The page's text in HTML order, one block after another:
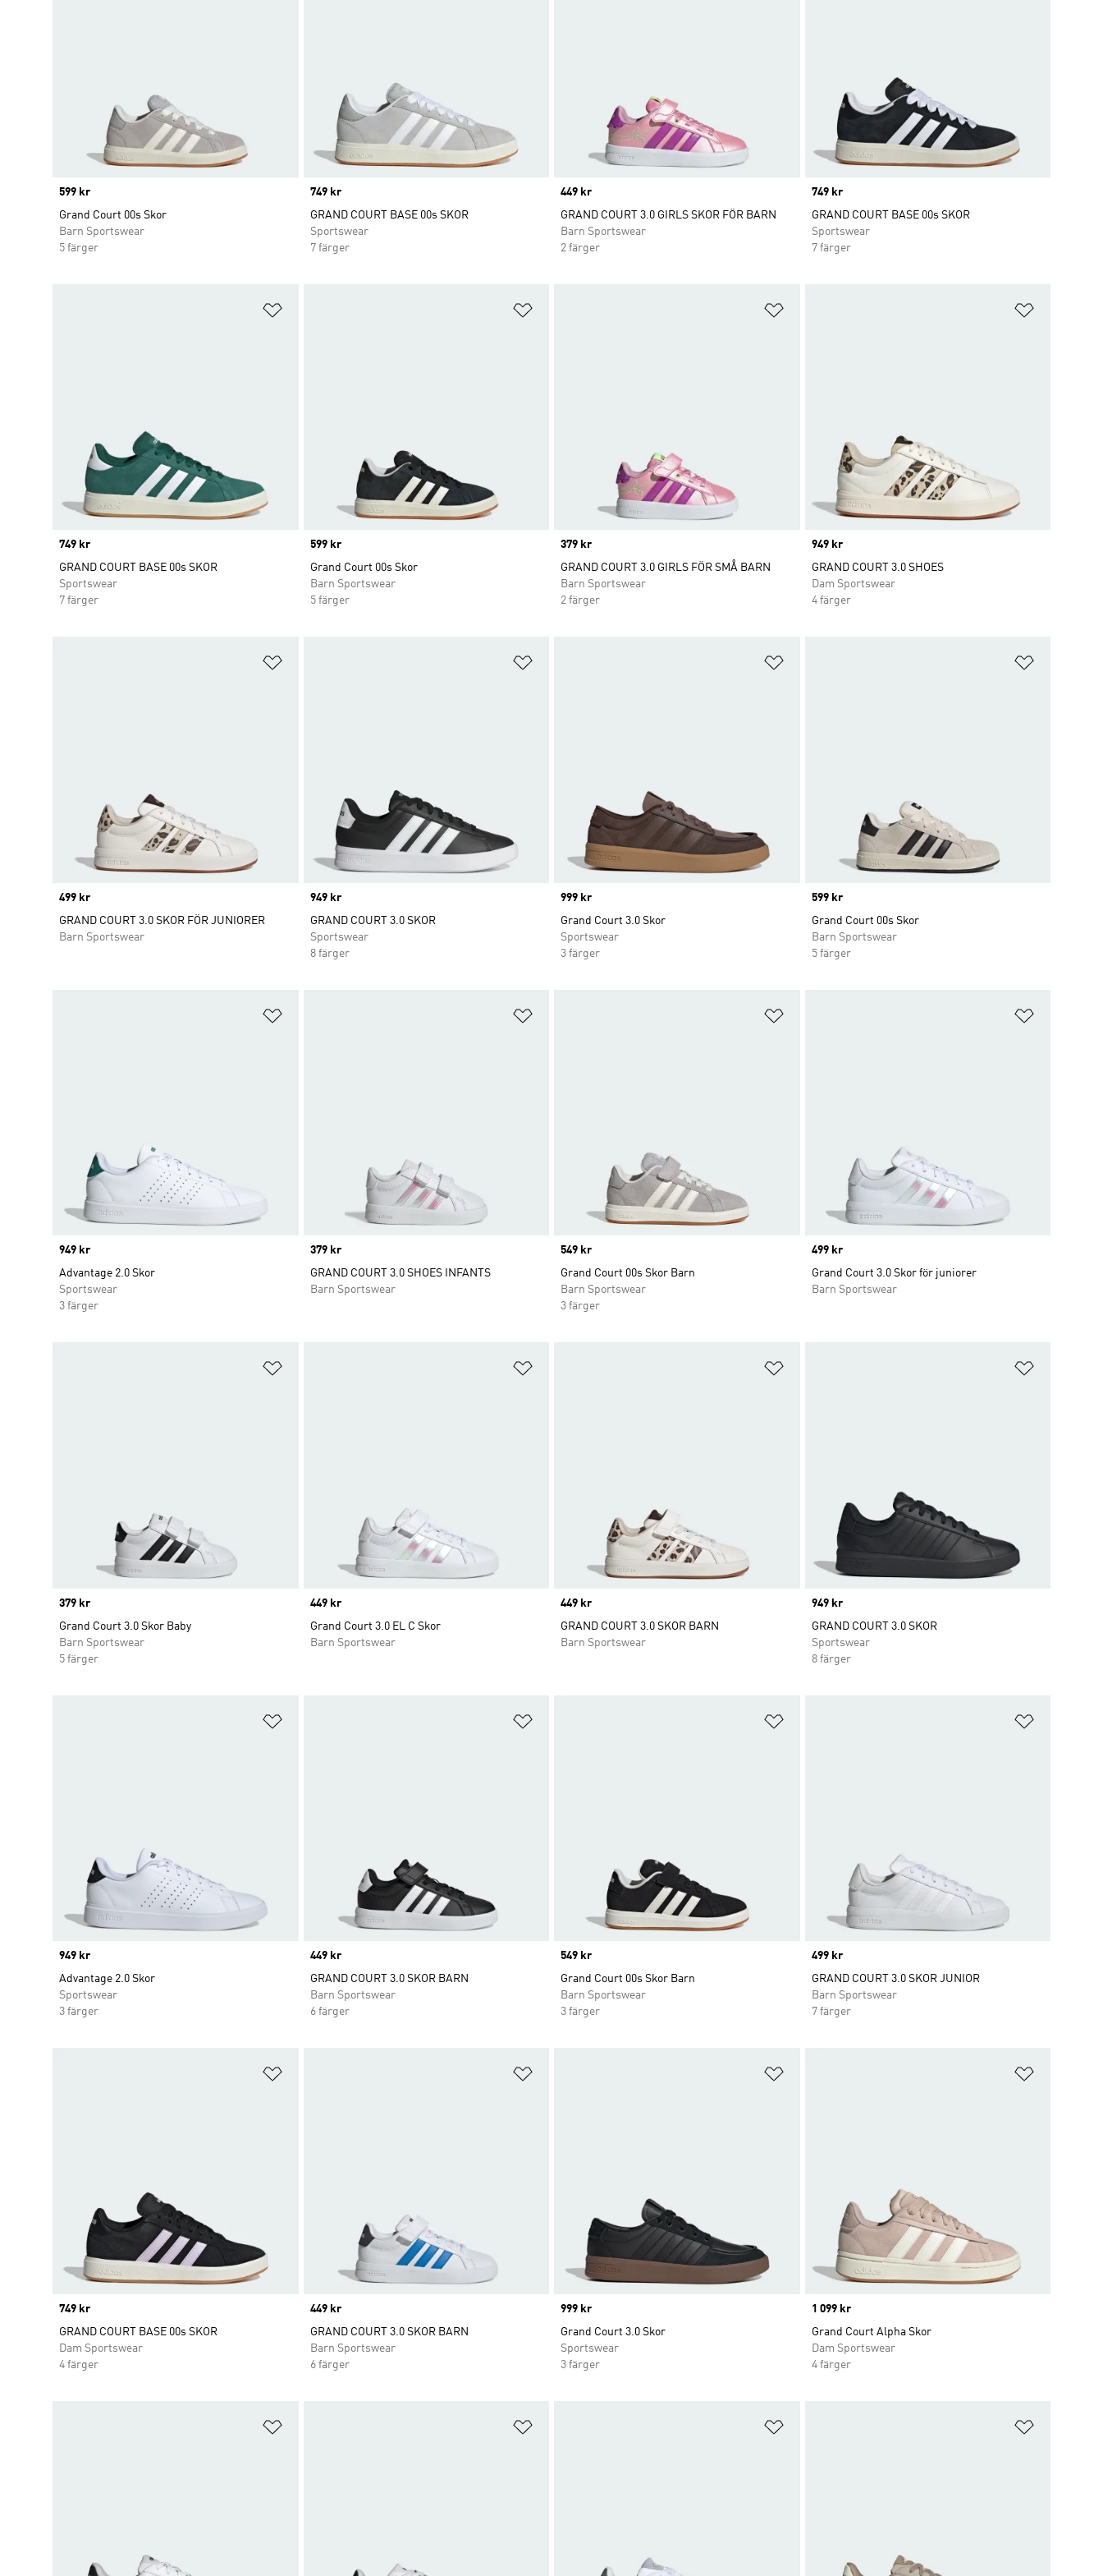
Price
599 kr
Grand Court 00s Skor
Barn Sportswear
5 färger
Price
749 kr
GRAND COURT BASE 00s SKOR
Sportswear
7 färger
Price
449 kr
GRAND COURT 3.0 GIRLS SKOR FÖR BARN
Barn Sportswear
2 färger
Price
749 kr
GRAND COURT BASE 00s SKOR
Sportswear
7 färger
Price
749 kr
GRAND COURT BASE 00s SKOR
Sportswear
7 färger
Price
599 kr
Grand Court 00s Skor
Barn Sportswear
5 färger
Price
379 kr
GRAND COURT 3.0 GIRLS FÖR SMÅ BARN
Barn Sportswear
2 färger
Price
949 kr
GRAND COURT 3.0 SHOES
Dam Sportswear
4 färger
Price
499 kr
GRAND COURT 3.0 SKOR FÖR JUNIORER
Barn Sportswear
Price
949 kr
GRAND COURT 3.0 SKOR
Sportswear
8 färger
Price
999 kr
Grand Court 3.0 Skor
Sportswear
3 färger
Price
599 kr
Grand Court 00s Skor
Barn Sportswear
5 färger
Price
949 kr
Advantage 2.0 Skor
Sportswear
3 färger
Price
379 kr
GRAND COURT 3.0 SHOES INFANTS
Barn Sportswear
Price
549 kr
Grand Court 00s Skor Barn
Barn Sportswear
3 färger
Price
499 kr
Grand Court 3.0 Skor för juniorer
Barn Sportswear
Price
379 kr
Grand Court 3.0 Skor Baby
Barn Sportswear
5 färger
Price
449 kr
Grand Court 3.0 EL C Skor
Barn Sportswear
Price
449 kr
GRAND COURT 3.0 SKOR BARN
Barn Sportswear
Price
949 kr
GRAND COURT 3.0 SKOR
Sportswear
8 färger
Price
949 kr
Advantage 2.0 Skor
Sportswear
3 färger
Price
449 kr
GRAND COURT 3.0 SKOR BARN
Barn Sportswear
6 färger
Price
549 kr
Grand Court 00s Skor Barn
Barn Sportswear
3 färger
Price
499 kr
GRAND COURT 3.0 SKOR JUNIOR
Barn Sportswear
7 färger
Price
749 kr
GRAND COURT BASE 00s SKOR
Dam Sportswear
4 färger
Price
449 kr
GRAND COURT 3.0 SKOR BARN
Barn Sportswear
6 färger
Price
999 kr
Grand Court 3.0 Skor
Sportswear
3 färger
Price
1 099 kr
Grand Court Alpha Skor
Dam Sportswear
4 färger